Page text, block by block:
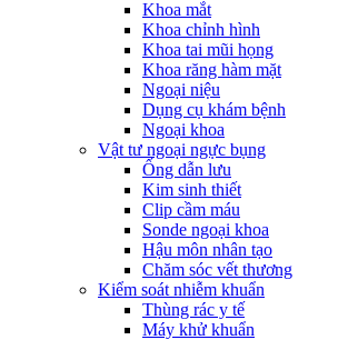
Khoa mắt
Khoa chỉnh hình
Khoa tai mũi họng
Khoa răng hàm mặt
Ngoại niệu
Dụng cụ khám bệnh
Ngoại khoa
Vật tư ngoại ngực bụng
Ống dẫn lưu
Kim sinh thiết
Clip cầm máu
Sonde ngoại khoa
Hậu môn nhân tạo
Chăm sóc vết thương
Kiểm soát nhiễm khuẩn
Thùng rác y tế
Máy khử khuẩn